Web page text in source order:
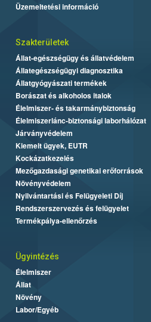
Üzemeltetési információ
Szakterületek
Állat-egészségügy és állatvédelem
Állategészségügyi diagnosztika
Állatgyógyászati termékek
Borászat és alkoholos italok
Élelmiszer- és takarmánybiztonság
Élelmiszerlánc-biztonsági laborhálózat
Járványvédelem
Kiemelt ügyek, EUTR
Kockázatkezelés
Mezőgazdasági genetikai erőforrások
Növényvédelem
Nyilvántartási és Felügyeleti Díj
Rendszerszervezés és felügyelet
Termékpálya-ellenőrzés
Ügyintézés
Élelmiszer
Állat
Növény
Labor/Egyéb